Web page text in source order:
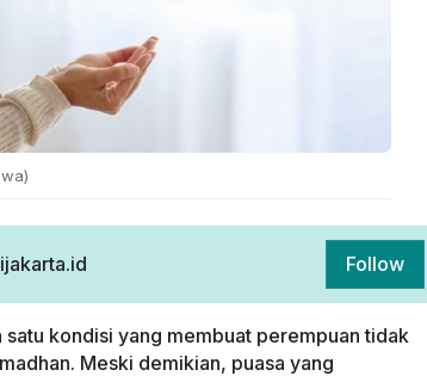
Follow
satu kondisi yang membuat perempuan tidak
Meski demikian, puasa yang